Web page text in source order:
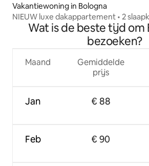
Vakantiewoning in Bologna
NIEUW luxe dakappartement • 2
badkamers [Historisch centrum]
Wat is de beste tijd om
bezoeken?
Maand
Jan
Feb
Gemiddelde
prijs
€ 88
€ 90